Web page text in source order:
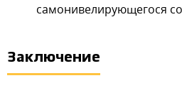
самонивелирующегося
Заключение